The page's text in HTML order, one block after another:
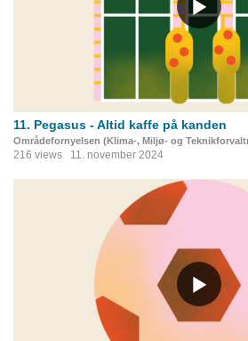
11. Pegasus - Altid kaffe på kanden
Områdefornyelsen (Klima-, Miljø- og
216 views 11. november 2024